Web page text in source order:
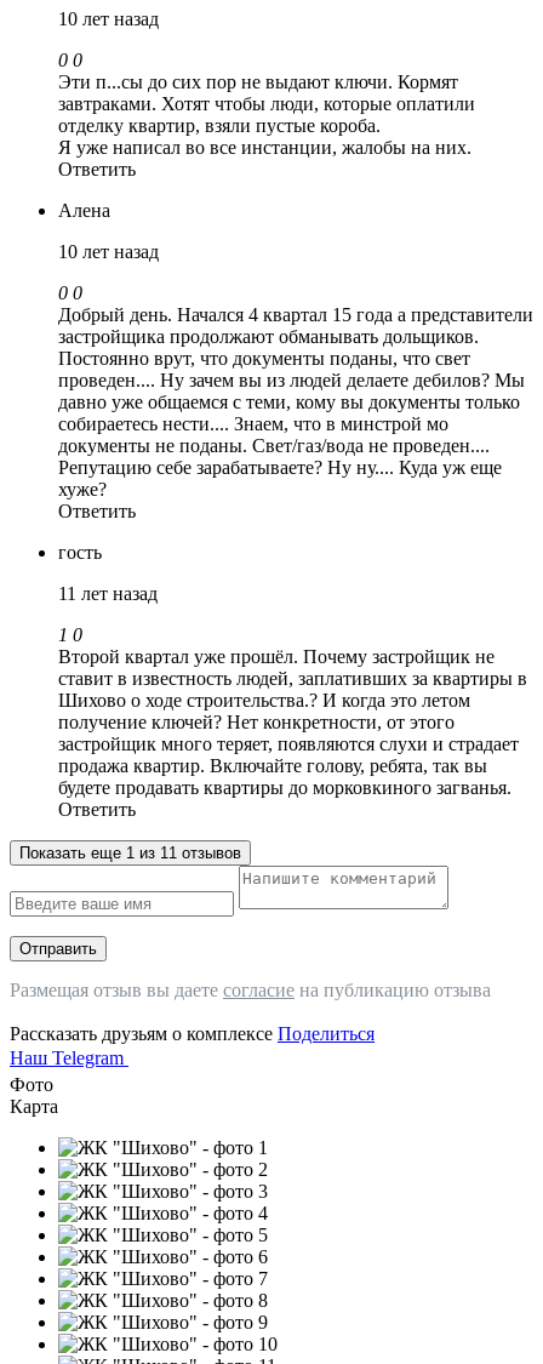
10 лет назад
0 0
Эти п...сы до сих пор не выдают ключи. Кормят
завтраками. Хотят чтобы люди, которые оплатили
отделку квартир, взяли пустые короба.
Я уже написал во все инстанции, жалобы на них.
Ответить
Алена
10 лет назад
0 0
Добрый день. Начался 4 квартал 15 года а представители
застройщика продолжают обманывать дольщиков.
Постоянно врут, что документы поданы, что свет
проведен.... Ну зачем вы из людей делаете дебилов? Мы
давно уже общаемся с теми, кому вы документы только
собираетесь нести.... Знаем, что в минстрой мо
документы не поданы. Свет/газ/вода не проведен....
Репутацию себе зарабатываете? Ну ну.... Куда уж еще
хуже?
Ответить
гость
11 лет назад
1 0
Второй квартал уже прошёл. Почему застройщик не
ставит в известность людей, заплативших за квартиры в
Шихово о ходе строительства.? И когда это летом
получение ключей? Нет конкретности, от этого
застройщик много теряет, появляются слухи и страдает
продажа квартир. Включайте голову, ребята, так вы
будете продавать квартиры до морковкиного загванья.
Ответить
Показать еще 1 из 11 отзывов
Отправить
Размещая отзыв вы даете согласие на публикацию отзыва
Рассказать друзьям о комплексе Поделиться
Наш Telegram
Фото
Карта